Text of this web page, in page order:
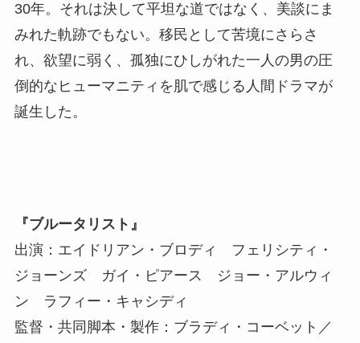
30年。それは決して平坦な道ではなく、美談にま
みれた軌跡でもない。移民として苦境にさらさ
れ、欲望に弱く、孤独にひしがれた一人の男の圧
倒的なヒューマニティを肌で感じる人間ドラマが
誕生した。
『ブルータリスト』
出演：エイドリアン・ブロディ フェリシティ・
ジョーンズ ガイ・ピアース ジョー・アルウィ
ン ラフィー・キャシディ
監督・共同脚本・製作：ブラディ・コーベット／